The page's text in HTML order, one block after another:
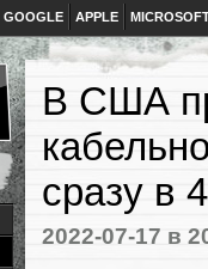
GOOGLE APPLE
В США
сразу в
2022-07-17 в